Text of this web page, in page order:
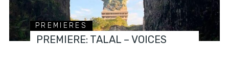
PREMIERES
PREMIERE: TALAL – VOICES